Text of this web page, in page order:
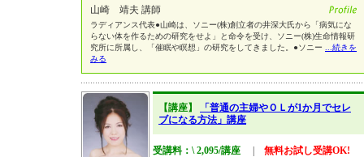
山崎 靖夫 講師
ラディアンス代表●山崎は、ソニー(株)創立者の井深大氏から「病気にな
らない体を作るための研究をせよ」と命令を受け、ソニー(株)生命情報研
究所に所属し、「催眠や瞑想」の研究をしてきました。●ソニー
...続きを
みる
【講座】
「普通の主婦やＯＬが1か月でセレ
ブになる方法」講座
受講料：\ 2,095/講座
無料お試し受講OK!